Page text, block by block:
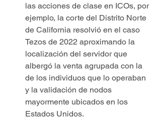
las acciones de clase en ICOs, por
ejemplo, la corte del Distrito Norte
de California resolvió en el caso
Tezos de 2022 aproximando la
localización del servidor que
albergó la venta agrupada con la
de los individuos que lo operaban
y la validación de nodos
mayormente ubicados en los
Estados Unidos.